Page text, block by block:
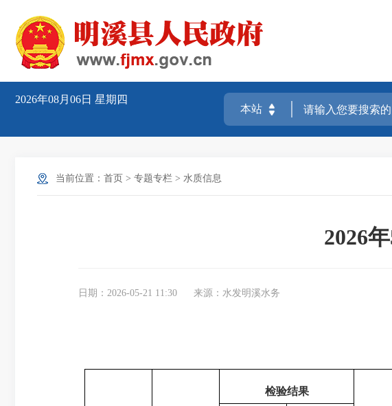
2026年08月06日 星期四
当前位置： 首页 > 专题专栏 > 水质信息
2026
日期：2026-05-21 11:30 来源：水发明溪水务
检验结果